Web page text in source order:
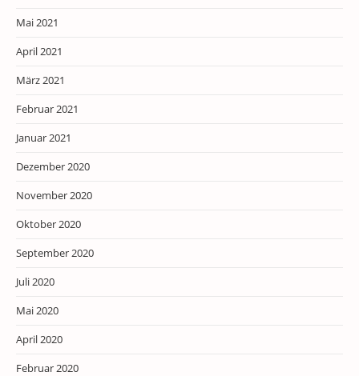
Mai 2021
April 2021
März 2021
Februar 2021
Januar 2021
Dezember 2020
November 2020
Oktober 2020
September 2020
Juli 2020
Mai 2020
April 2020
Februar 2020